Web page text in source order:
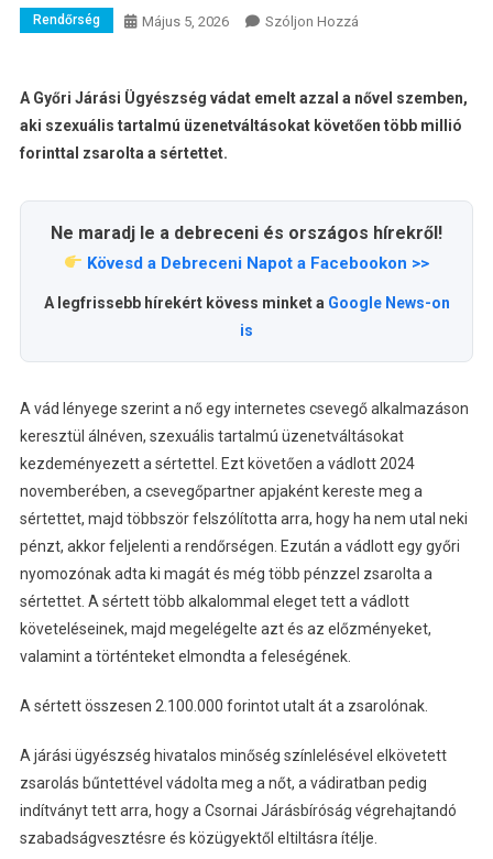
Rendőrség Május 5, 2026 Szóljon HozzáA
Ki
Magát
A
Győri
Ügyészség
Vádat
Szemben
A Győri Járási Ügyészség vádat emelt azzal a nővel szemben,
aki szexuális tartalmú üzenetváltásokat követően több millió
forinttal zsarolta a sértettet.
Ne maradj le a debreceni és országos hírekről!
Kövesd a Debreceni Napot a Facebookon >>
A legfrissebb hírekért kövess minket a Google News-on
is
A vád lényege szerint a nő egy internetes csevegő alkalmazáson
keresztül álnéven, szexuális tartalmú üzenetváltásokat
kezdeményezett a sértettel. Ezt követően a vádlott 2024
novemberében, a csevegőpartner apjaként kereste meg a
sértettet, majd többször felszólította arra, hogy ha nem utal neki
pénzt, akkor feljelenti a rendőrségen. Ezután a vádlott egy győri
nyomozónak adta ki magát és még több pénzzel zsarolta a
sértettet. A sértett több alkalommal eleget tett a vádlott
követeléseinek, majd megelégelte azt és az előzményeket,
valamint a történteket elmondta a feleségének.
A sértett összesen 2.100.000 forintot utalt át a zsarolónak.
A járási ügyészség hivatalos minőség színlelésével elkövetett
zsarolás bűntettével vádolta meg a nőt, a vádiratban pedig
indítványt tett arra, hogy a Csornai Járásbíróság végrehajtandó
szabadságvesztésre és közügyektől eltiltásra ítélje.